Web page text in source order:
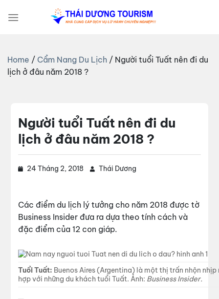
qua
Home / Cẩm Nang Du Lịch / Người tuổi Tuất nên đi du
lịch ở đâu năm 2018 ?
Người tuổi Tuất nên đi du
lịch ở đâu năm 2018 ?
24 Tháng 2, 2018 Thái Dương
Các điểm du lịch lý tưởng cho năm 2018 được tờ
Business Insider đưa ra dựa theo tính cách và
đặc điểm của 12 con giáp.
Tuổi Tuất: Buenos Aires (Argentina) là một thị trấn nhộn
hợp với những du khách tuổi Tuất. Ảnh: Business Insider.